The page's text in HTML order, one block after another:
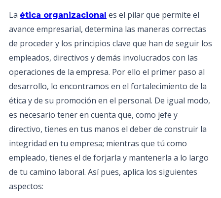
La ética organizacional es el pilar que permite el
avance empresarial, determina las maneras correctas
de proceder y los principios clave que han de seguir los
empleados, directivos y demás involucrados con las
operaciones de la empresa. Por ello el primer paso al
desarrollo, lo encontramos en el fortalecimiento de la
ética y de su promoción en el personal. De igual modo,
es necesario tener en cuenta que, como jefe y
directivo, tienes en tus manos el deber de construir la
integridad en tu empresa; mientras que tú como
empleado, tienes el de forjarla y mantenerla a lo largo
de tu camino laboral. Así pues, aplica los siguientes
aspectos: